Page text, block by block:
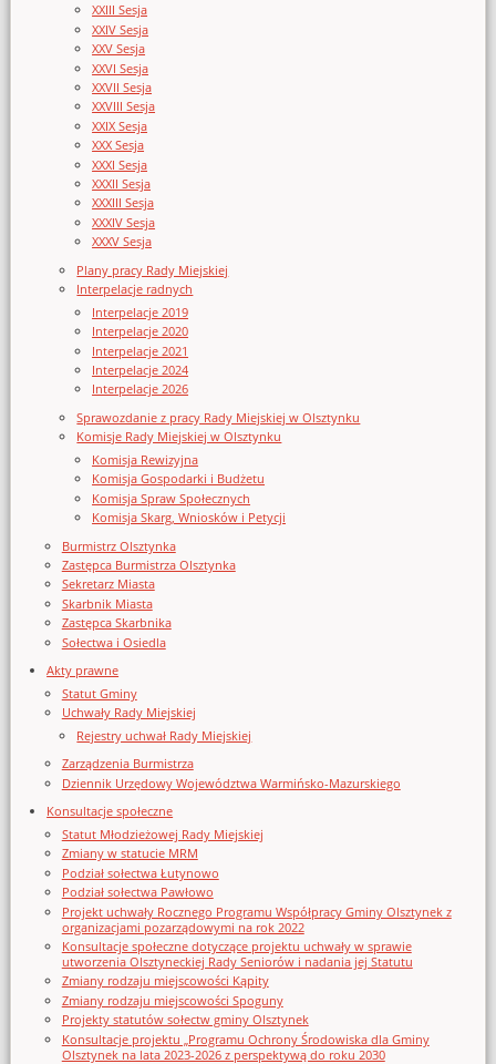
XXIII Sesja
XXIV Sesja
XXV Sesja
XXVI Sesja
XXVII Sesja
XXVIII Sesja
XXIX Sesja
XXX Sesja
XXXI Sesja
XXXII Sesja
XXXIII Sesja
XXXIV Sesja
XXXV Sesja
Plany pracy Rady Miejskiej
Interpelacje radnych
Interpelacje 2019
Interpelacje 2020
Interpelacje 2021
Interpelacje 2024
Interpelacje 2026
Sprawozdanie z pracy Rady Miejskiej w Olsztynku
Komisje Rady Miejskiej w Olsztynku
Komisja Rewizyjna
Komisja Gospodarki i Budżetu
Komisja Spraw Społecznych
Komisja Skarg, Wniosków i Petycji
Burmistrz Olsztynka
Zastępca Burmistrza Olsztynka
Sekretarz Miasta
Skarbnik Miasta
Zastępca Skarbnika
Sołectwa i Osiedla
Akty prawne
Statut Gminy
Uchwały Rady Miejskiej
Rejestry uchwał Rady Miejskiej
Zarządzenia Burmistrza
Dziennik Urzędowy Województwa Warmińsko-Mazurskiego
Konsultacje społeczne
Statut Młodzieżowej Rady Miejskiej
Zmiany w statucie MRM
Podział sołectwa Łutynowo
Podział sołectwa Pawłowo
Projekt uchwały Rocznego Programu Współpracy Gminy Olsztynek z
organizacjami pozarządowymi na rok 2022
Konsultacje społeczne dotyczące projektu uchwały w sprawie
utworzenia Olsztyneckiej Rady Seniorów i nadania jej Statutu
Zmiany rodzaju miejscowości Kąpity
Zmiany rodzaju miejscowości Spoguny
Projekty statutów sołectw gminy Olsztynek
Konsultacje projektu „Programu Ochrony Środowiska dla Gminy
Olsztynek na lata 2023-2026 z perspektywą do roku 2030